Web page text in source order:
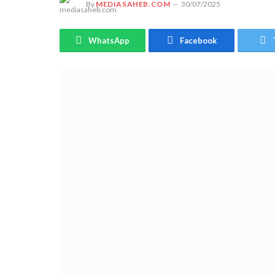
By MEDIASAHEB.COM 30/07/2025
WhatsApp Facebook